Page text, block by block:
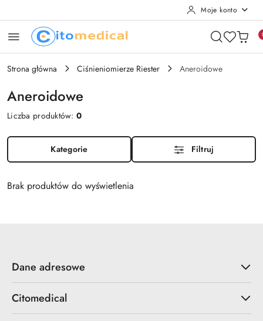
Moje konto
Strona główna Ciśnieniomierze Riester Aneroidowe
Aneroidowe
Liczba produktów:0
Kategorie Filtruj
Brak produktów do wyświetlenia
Dane adresowe
Citomedical